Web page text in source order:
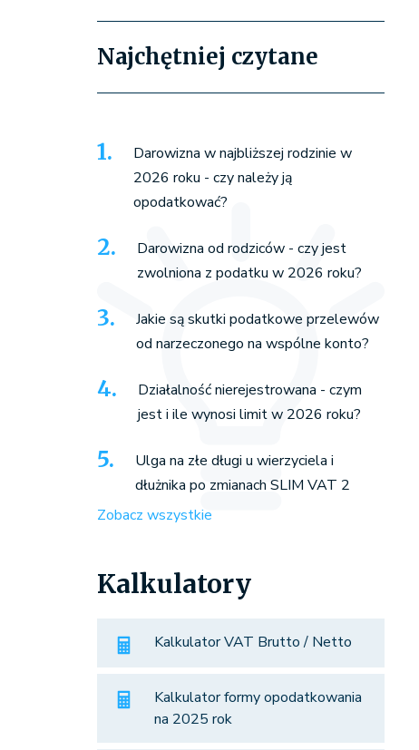
Najchętniej czytane
Darowizna w najbliższej rodzinie w
2026 roku - czy należy ją
opodatkować?
Darowizna od rodziców - czy jest
zwolniona z podatku w 2026 roku?
Jakie są skutki podatkowe przelewów
od narzeczonego na wspólne konto?
Działalność nierejestrowana - czym
jest i ile wynosi limit w 2026 roku?
Ulga na złe długi u wierzyciela i
dłużnika po zmianach SLIM VAT 2
Zobacz wszystkie
Kalkulatory
Kalkulator VAT Brutto / Netto
Kalkulator formy opodatkowania
na 2025 rok